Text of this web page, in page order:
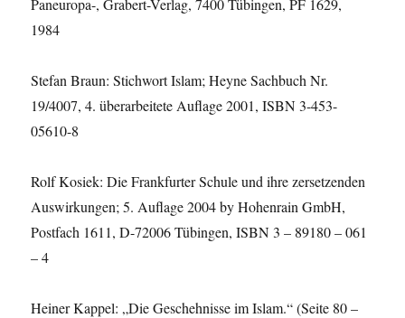
Paneuropa-, Grabert-Verlag, 7400 Tübingen, PF 1629,
1984
Stefan Braun: Stichwort Islam; Heyne Sachbuch Nr.
19/4007, 4. überarbeitete Auflage 2001, ISBN 3-453-
05610-8
Rolf Kosiek: Die Frankfurter Schule und ihre zersetzenden
Auswirkungen; 5. Auflage 2004 by Hohenrain GmbH,
Postfach 1611, D-72006 Tübingen, ISBN 3 – 89180 – 061
– 4
Heiner Kappel: „Die Geschehnisse im Islam.“ (Seite 80 –